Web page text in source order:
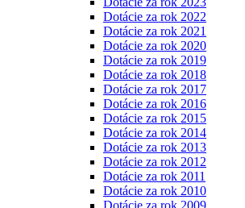
Dotácie za rok 2022
Dotácie za rok 2021
Dotácie za rok 2020
Dotácie za rok 2019
Dotácie za rok 2018
Dotácie za rok 2017
Dotácie za rok 2016
Dotácie za rok 2015
Dotácie za rok 2014
Dotácie za rok 2013
Dotácie za rok 2012
Dotácie za rok 2011
Dotácie za rok 2010